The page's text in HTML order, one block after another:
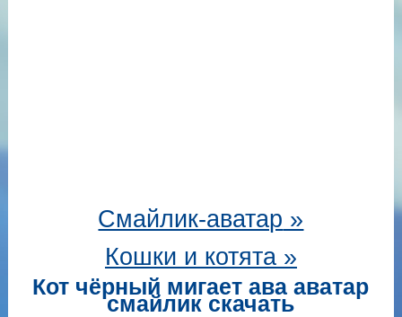
Смайлик-аватар »
Кошки и котята »
Кот чёрный мигает ава аватар
смайлик скачать